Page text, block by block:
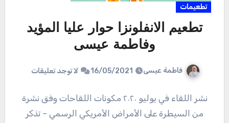
تطعيمات
تطعيم الانفلونزا حوار عليا المؤيد
وفاطمة عيسى
فاطمة عيسى 16/05/2021 لا توجد تعليقات
نشر اللقاء في يوليو ٢٠٢٠ مكونات اللقاحات وفق نشرة
من السيطرة على الأمراض الأمريكي الرسمي – تذكر